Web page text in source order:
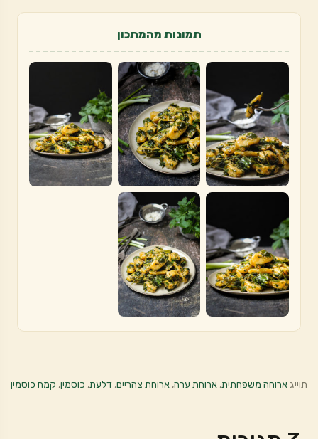
תמונות מהמתכון
תוייג ארוחה משפחתית,ארוחת ערה,ארוחת צהריים,דלעת, כוסמין, קמח כוסמין